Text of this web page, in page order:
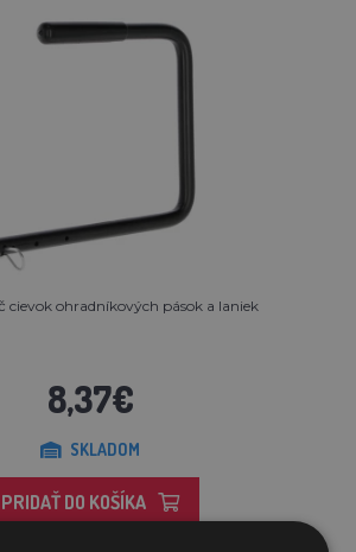
cievok ohradníkových pások a laniek
8,37€
SKLADOM
PRIDAŤ DO KOŠÍKA